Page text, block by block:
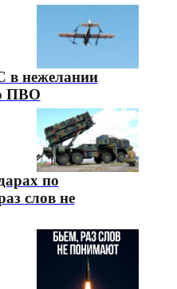
в нежелании
ПВО
по
слов не